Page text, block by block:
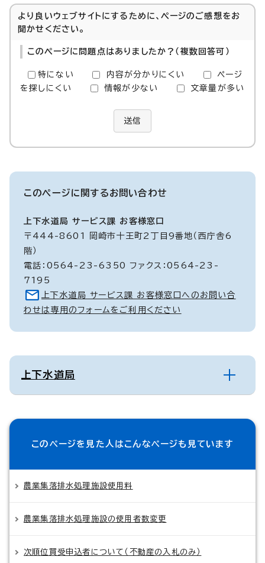
より良いウェブサイトにするために、ページのご感想をお
聞かせください。
このページに問題点はありましたか？（複数回答可）
特にない 内容が分かりにくい
ページ
を探しにくい
情報が少ない 文章量が多い
送信
このページに関するお問い合わせ
上下水道局 サービス課 お客様窓口
〒444-8601 岡崎市十王町2丁目9番地（西庁舎6
階）
電話：0564-23-6350 ファクス：0564-23-
7195
上下水道局 サービス課 お客様窓口へのお問い合
わせは専用のフォームをご利用ください
上下水道局
このページを見た人はこんなページも見ています
農業集落排水処理施設使用料
農業集落排水処理施設の使用者数変更
次順位買受申込者について（不動産の入札のみ）